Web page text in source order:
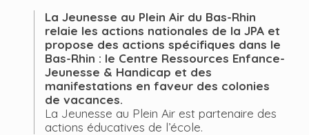
La Jeunesse au Plein Air du Bas-Rhin
relaie les actions nationales de la JPA et
propose des actions spécifiques dans le
Bas-Rhin : le Centre Ressources Enfance-
Jeunesse & Handicap et des
manifestations en faveur des colonies
de vacances.
La Jeunesse au Plein Air est partenaire des
actions éducatives de l’école.